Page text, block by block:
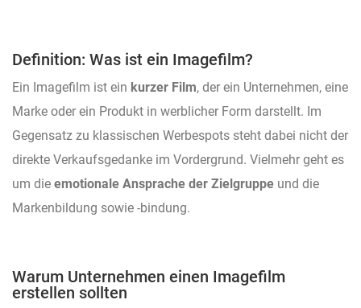
Definition: Was ist ein Imagefilm?
Ein Imagefilm ist ein kurzer Film, der ein Unternehmen, eine
Marke oder ein Produkt in werblicher Form darstellt. Im
Gegensatz zu klassischen Werbespots steht dabei nicht der
direkte Verkaufsgedanke im Vordergrund. Vielmehr geht es
um die emotionale Ansprache der Zielgruppe und die
Markenbildung sowie -bindung.
Warum Unternehmen einen Imagefilm
erstellen sollten